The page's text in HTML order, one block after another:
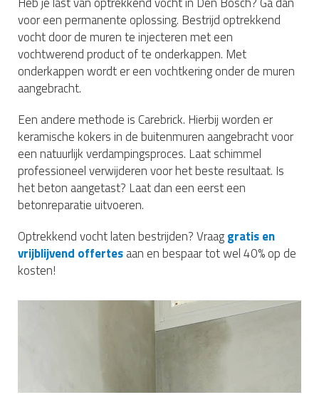
voor een permanente oplossing. Bestrijd optrekkend
vocht door de muren te injecteren met een
vochtwerend product of te onderkappen. Met
onderkappen wordt er een vochtkering onder de muren
aangebracht.
Een andere methode is Carebrick. Hierbij worden er
keramische kokers in de buitenmuren aangebracht voor
een natuurlijk verdampingsproces. Laat schimmel
professioneel verwijderen voor het beste resultaat. Is
het beton aangetast? Laat dan een eerst een
betonreparatie uitvoeren.
Optrekkend vocht laten bestrijden? Vraaggratis en
vrijblijvend offertesaan en bespaar tot wel 40% op de
kosten!